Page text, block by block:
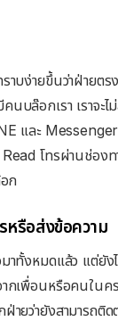
ราบง่ายขึ้นว่าฝ่ายต
บล๊อกเรา เราจะไ
และ Messenger
โทรผ่านช่อง
ก
หรือส่งข้อความ
มาทั้งหมดแล้ว แต่ยั
กเพื่อนหรือคนในค
ายว่ายังสามารถติด